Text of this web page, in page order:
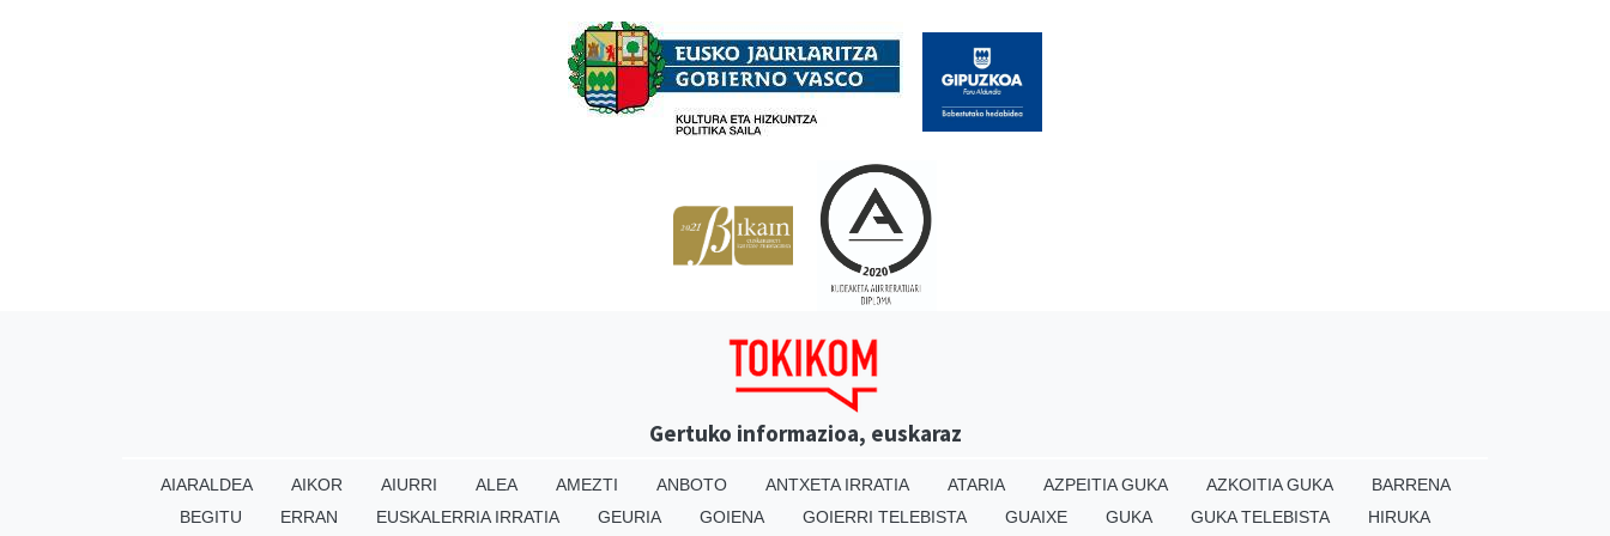
Gertuko informazioa, euskaraz
AIARALDEA AIKOR AIURRI ALEA AMEZTI ANBOTO ANTXETA IRRATIA ATARIA AZPEITIA GUKA AZKOITIA GUKA
BARRENA
BEGITU
ERRAN EUSKALERRIA IRRATIA GEURIA GOIENA GOIERRI TELEBISTA GUAIXE GUKA GUKA TELEBISTA HIRUKA